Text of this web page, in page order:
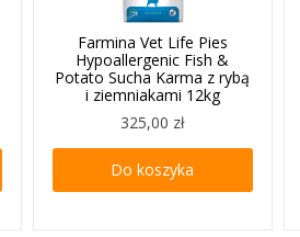
Farmina Vet Life Pies
Hypoallergenic Fish &
Potato Sucha Karma z rybą
i ziemniakami 12kg
325,00 zł
Do koszyka